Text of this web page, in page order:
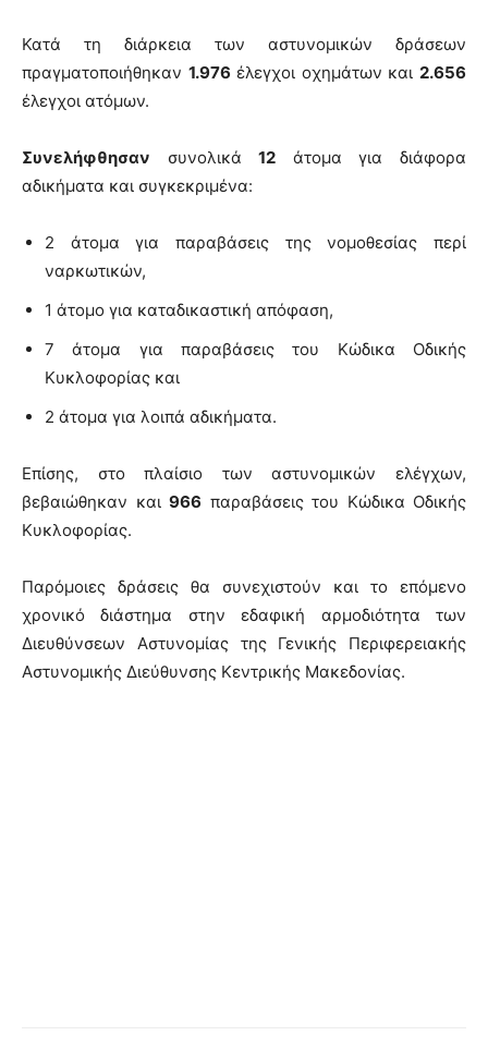
Κατά τη διάρκεια των αστυνομικών δράσεων
πραγματοποιήθηκαν 1.976 έλεγχοι οχημάτων και2.656
έλεγχοι ατόμων.
Συνελήφθησαν συνολικά12 άτομα για διάφορα
αδικήματα και συγκεκριμένα:
2 άτομα για παραβάσεις της νομοθεσίας περί
ναρκωτικών,
1 άτομο για καταδικαστική απόφαση,
7 άτομα για παραβάσεις του Κώδικα Οδικής
Κυκλοφορίας και
2 άτομα για λοιπά αδικήματα.
Επίσης, στο πλαίσιο των αστυνομικών ελέγχων,
βεβαιώθηκαν και 966 παραβάσεις του Κώδικα Οδικής
Κυκλοφορίας.
Παρόμοιες δράσεις θα συνεχιστούν και το επόμενο
χρονικό διάστημα στην εδαφική αρμοδιότητα των
Διευθύνσεων Αστυνομίας της Γενικής Περιφερειακής
Αστυνομικής Διεύθυνσης Κεντρικής Μακεδονίας.